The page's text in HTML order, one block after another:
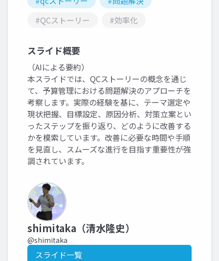
#QCストーリー
#効率化
スライド概要
（AIによる要約）
本スライドでは、QCストーリーの概念を通じ
て、予算管理における問題解決のアプローチを
考察します。実際の経験を基に、テーマ選定や
現状把握、目標設定、原因分析、対策立案とい
ったステップを振り返り、どのように改善する
かを模索しています。改善に必要な時間や手順
を見直し、スムーズな進行を目指す重要性が強
調されています。
shimitaka（清水隆史）
@shimitaka
スライド一覧